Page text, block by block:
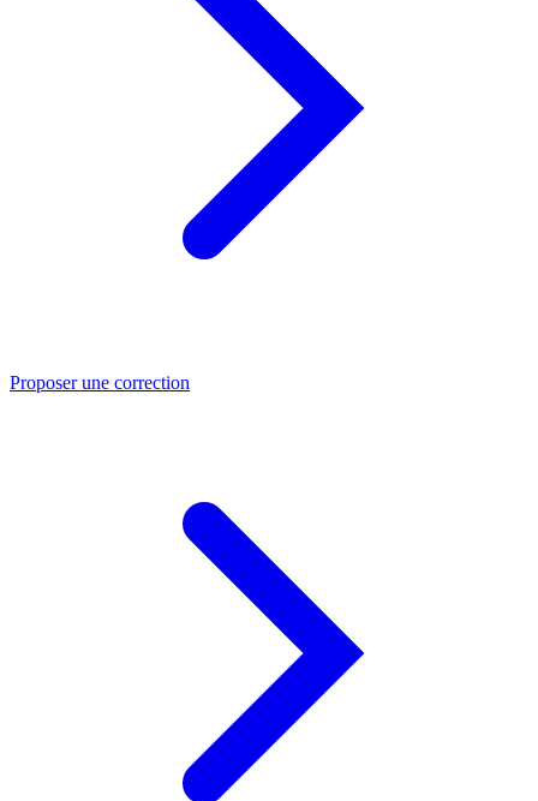
Proposer une correction